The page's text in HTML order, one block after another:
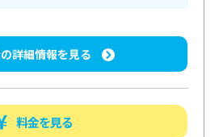
詳細情報を見る
料金を見る